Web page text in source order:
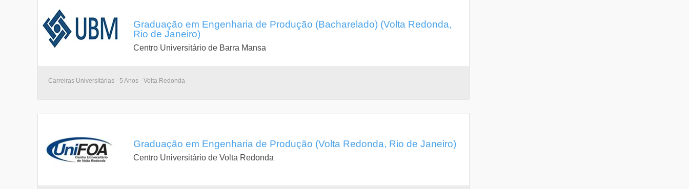
Graduação em Engenharia de Produção (Bacharelado) (Volta Redonda,
Rio de Janeiro)
Centro Universitário de Barra Mansa
Carreiras Universitárias - 5 Anos - Volta Redonda
Graduação em Engenharia de Produção (Volta Redonda, Rio de Janeiro)
Centro Universitário de Volta Redonda